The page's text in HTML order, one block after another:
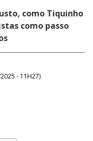
como Tiquinho
como passo
- 11H27)